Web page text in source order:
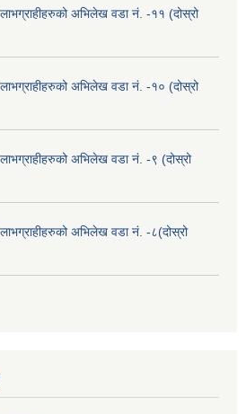
लाभग्राहीहरुको अभिलेख वडा नं. -११ (दोस्रो
लाभग्राहीहरुको अभिलेख वडा नं. -१० (दोस्रो
लाभग्राहीहरुको अभिलेख वडा नं. -९ (दोस्रो
लाभग्राहीहरुको अभिलेख वडा नं. -८(दोस्रो